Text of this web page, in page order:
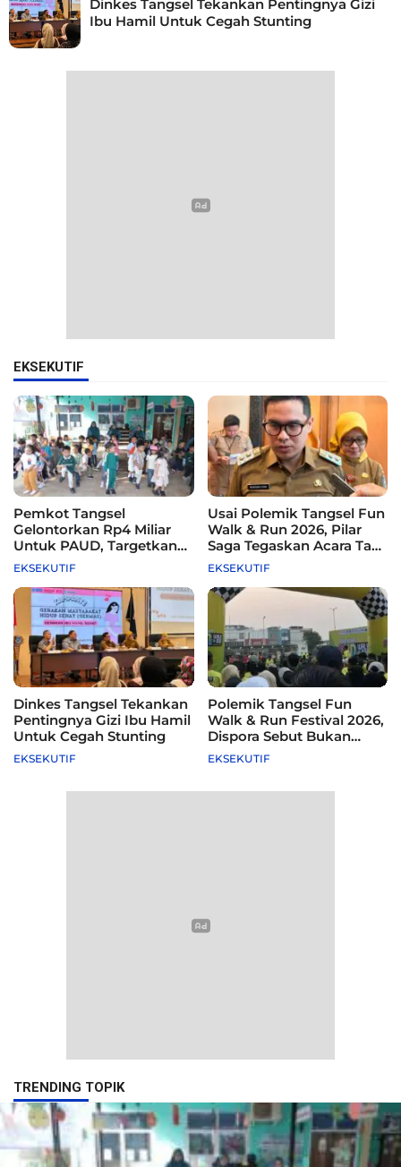
Dinkes Tangsel Tekankan Pentingnya Gizi
Ibu Hamil Untuk Cegah Stunting
EKSEKUTIF
Pemkot Tangsel
Gelontorkan Rp4 Miliar
Untuk PAUD, Targetkan
115 Sekolah
EKSEKUTIF
Usai Polemik Tangsel Fun
Walk & Run 2026, Pilar
Saga Tegaskan Acara Tak
Difasilitasi Pemkot
EKSEKUTIF
Dinkes Tangsel Tekankan
Pentingnya Gizi Ibu Hamil
Untuk Cegah Stunting
EKSEKUTIF
Polemik Tangsel Fun
Walk & Run Festival 2026,
Dispora Sebut Bukan
Agenda Pemkot
EKSEKUTIF
TRENDING TOPIK